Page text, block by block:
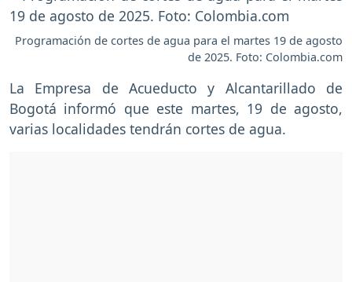
Programación de cortes de agua para el martes 19 de agosto
de 2025. Foto: Colombia.com
La Empresa de Acueducto y Alcantarillado de
Bogotá informó que este martes, 19 de agosto,
varias localidades tendrán cortes de agua.